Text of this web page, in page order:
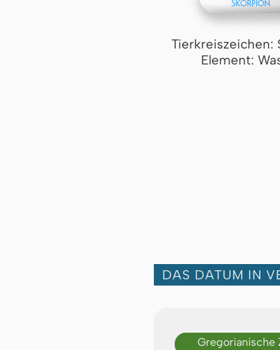
Tierkreiszeichen:
Element:
DAS DATUM IN
Gregorianische